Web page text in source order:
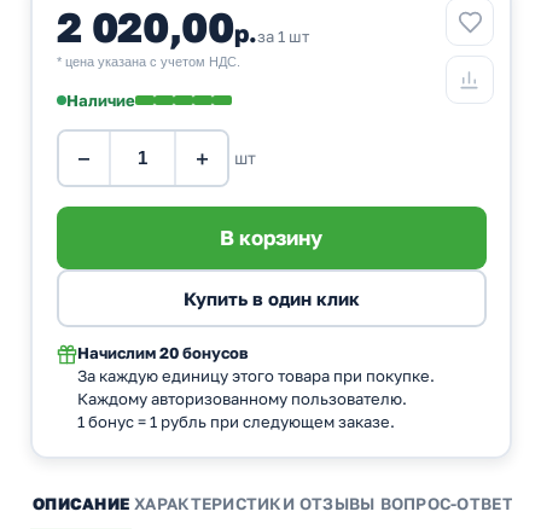
2 020,00р.за 1 шт
* цена указана с учетом НДС.
Наличие
− + шт
Начислим 20 бонусов
За каждую единицу этого товара при покупке.
Каждому авторизованному пользователю.
1 бонус = 1 рубль при следующем заказе.
ОПИСАНИЕ ХАРАКТЕРИСТИКИ ОТЗЫВЫ ВОПРОС-ОТВЕТ